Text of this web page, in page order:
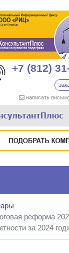
+7 (812)
написать
реформа
за 2024